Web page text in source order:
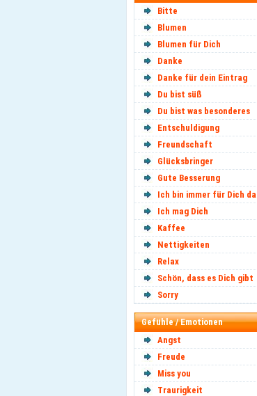
Bitte
Blumen
Blumen für Dich
Danke
Danke für dein Eintrag
Du bist süß
Du bist was besonderes
Entschuldigung
Freundschaft
Glücksbringer
Gute Besserung
Ich bin immer für Dich da
Ich mag Dich
Kaffee
Nettigkeiten
Relax
Schön, dass es Dich gibt
Sorry
Gefühle / Emotionen
Angst
Freude
Miss you
Traurigkeit